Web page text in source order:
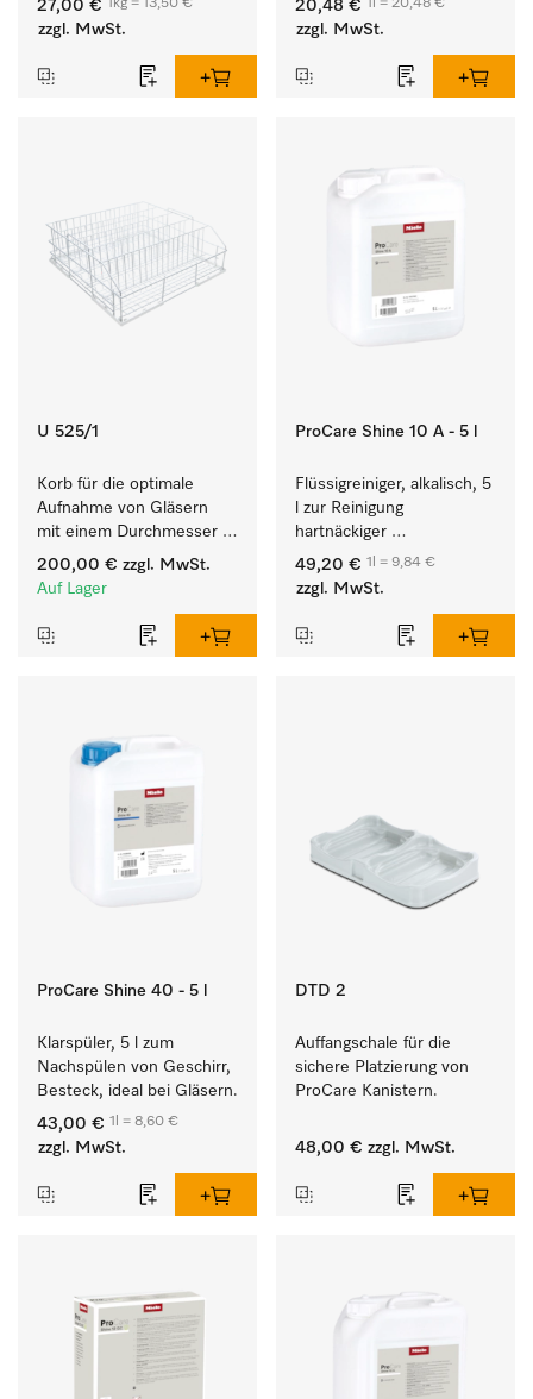
Geschirr, Besteck und
27,00 € 1kg = 13,50 €
zzgl. MwSt.
20,48 € 1l = 20,48 €
zzgl. MwSt.
U 525/1
Korb für die optimale
Aufnahme von Gläsern
mit einem Durchmesser
von max. 8 cm.
200,00 € zzgl. MwSt.
Auf Lager
ProCare Shine 10 A - 5 l
Flüssigreiniger, alkalisch, 5
l zur Reinigung
hartnäckiger
Anschmutzungen von
Geschirr, Besteck und
49,20 € 1l = 9,84 €
zzgl. MwSt.
ProCare Shine 40 - 5 l
Klarspüler, 5 l zum
Nachspülen von Geschirr,
Besteck, ideal bei Gläsern.
43,00 € 1l = 8,60 €
zzgl. MwSt.
DTD 2
Auffangschale für die
sichere Platzierung von
ProCare Kanistern.
48,00 € zzgl. MwSt.